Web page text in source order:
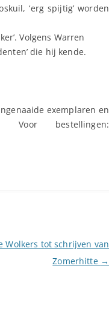
‘erg spijtig’ worden
Volgens Warren
die hij kende.
exemplaren en
Voor bestellingen:
Wolkers tot schrijven van
Zomerhitte →